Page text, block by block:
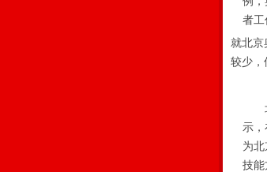
者工
就北京
较少，
北
示，
为
技能